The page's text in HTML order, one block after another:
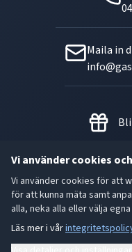
Vi använder cookies
Vi använder cookies för att
för att kunna mäta samt
alla, neka alla eller välja
Läs mer i vår
Maila in